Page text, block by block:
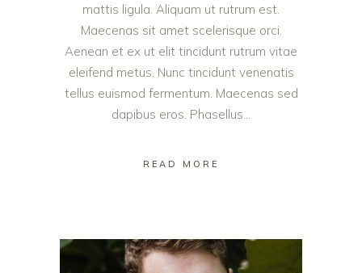
mattis ligula. Aliquam ut rutrum est.
Maecenas sit amet scelerisque orci.
Aenean et ex ut elit tincidunt rutrum vitae
eleifend metus. Nunc tincidunt venenatis
tellus euismod fermentum. Maecenas sed
dapibus eros. Phasellus...
READ MORE